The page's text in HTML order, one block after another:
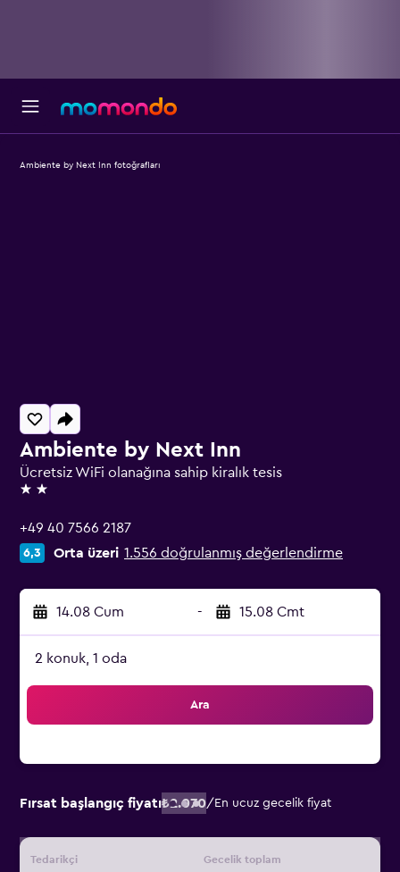
Ambiente by Next Inn
Ücretsiz WiFi olanağına sahip kiralık tesis
2 yıldız
+49 40 7566 2187
6,3 Orta üzeri 1.556 doğrulanmış değerlendirme
14.08 Cum - 15.08 Cmt
2 konuk, 1 oda
Ara
Fırsat başlangıç fiyatı₺2.070/ En ucuz gecelik fiyat
Tedarikçi Gecelik toplam
Ambiente by Next Inn fotoğrafları